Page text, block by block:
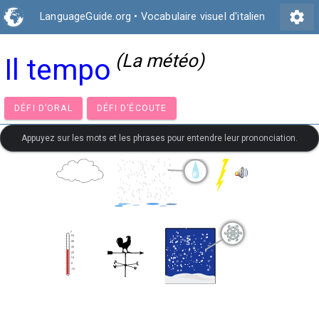
LanguageGuide.org • Vocabulaire visuel d'italien settings
Il tempo (La météo)
DÉFI D’ORAL DÉFI D’ÉCOUTE
Appuyez sur les mots et les phrases pour entendre leur prononciation.